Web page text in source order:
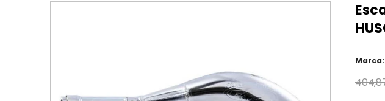
Escape FMF GNARLY KTM EXC 250/300 17-19, SX 250 17-18,
Marca: